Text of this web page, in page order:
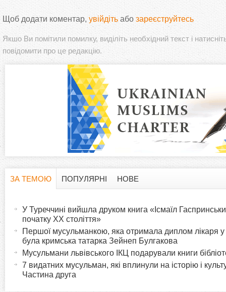
Щоб додати коментар, увійдіть або зареєструйтесь
Якшо Ви помітили помилку, виділіть необхідний текст і
повідомити про це редакцію.
ЗА ТЕМОЮ
ПОПУЛЯРНІ НОВЕ
У Туреччині вийшла друком книга «Ісмаїл
початку XX століття»
Першої мусульманкою, яка отримала диплом лікаря у
була кримська татарка Зейнеп Булгакова
7 видатних мусульман, які вплинули на історію і
Частина друга